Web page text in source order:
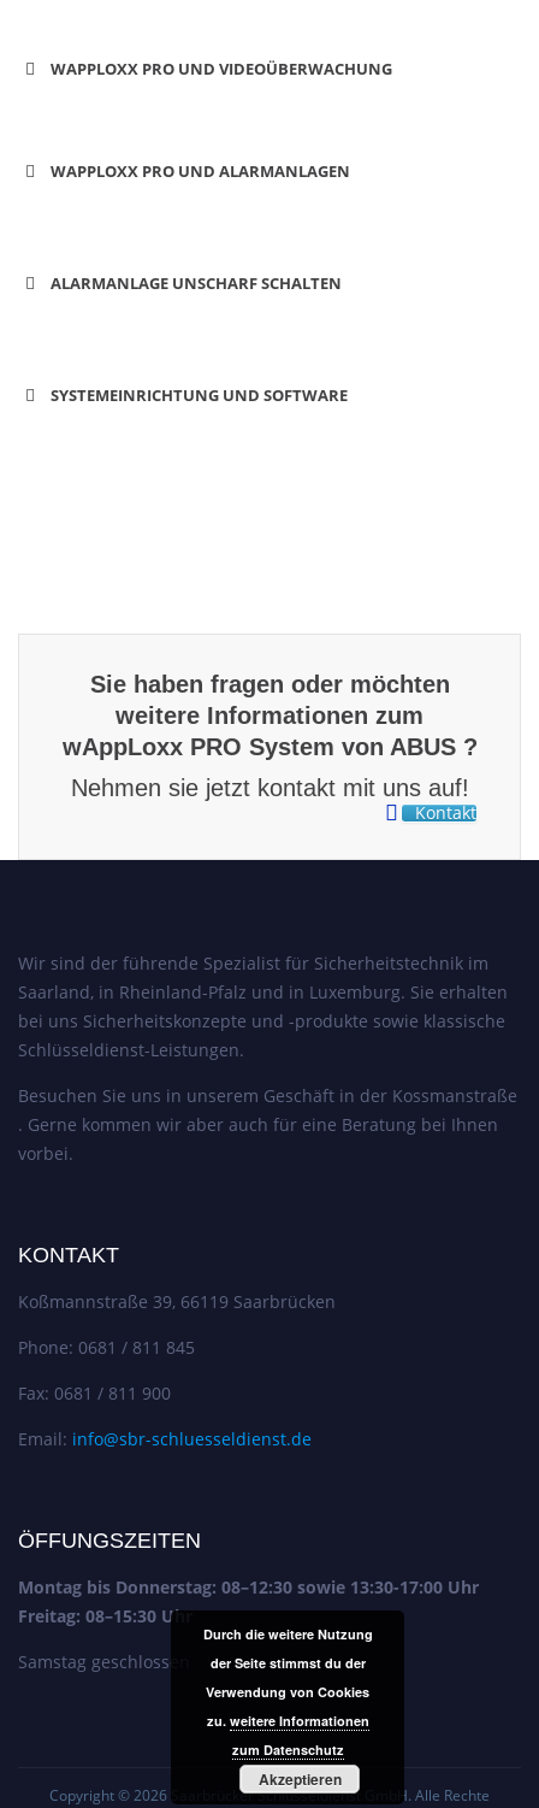
WAPPLOXX PRO UND VIDEOÜBERWACHUNG
WAPPLOXX PRO UND ALARMANLAGEN
ALARMANLAGE UNSCHARF SCHALTEN
SYSTEMEINRICHTUNG UND SOFTWARE
Sie haben fragen oder möchten
weitere Informationen zum
wAppLoxx PRO System von ABUS ?
Nehmen sie jetzt kontakt mit uns auf!
Kontakt
Wir sind der führende Spezialist für Sicherheitstechnik im
Saarland, in Rheinland-Pfalz und in Luxemburg. Sie erhalten
bei uns Sicherheitskonzepte und -produkte sowie klassische
Schlüsseldienst-Leistungen.
Besuchen Sie uns in unserem Geschäft in der Kossmanstraße
. Gerne kommen wir aber auch für eine Beratung bei Ihnen
vorbei.
KONTAKT
Koßmannstraße 39, 66119 Saarbrücken
Phone: 0681 / 811 845
Fax: 0681 / 811 900
Email: info@sbr-schluesseldienst.de
ÖFFUNGSZEITEN
Montag bis Donnerstag: 08–12:30 sowie 13:30-17:00 Uhr
Freitag: 08–15:30 Uhr
Samstag geschlossen
Copyright © 2026 Saarbrücker Schlüsseldienst GmbH. Alle Rechte
Durch die weitere Nutzung
der Seite stimmst du der
Verwendung von Cookies
zu. weitere Informationen
zum Datenschutz
Akzeptieren